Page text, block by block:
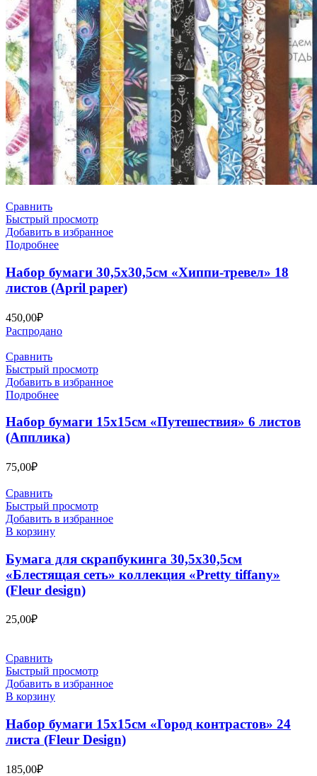
Сравнить
Быстрый просмотр
Добавить в избранное
Подробнее
Набор бумаги 30,5х30,5см «Хиппи-тревел» 18
листов (April paper)
450,00₽
Распродано
Сравнить
Быстрый просмотр
Добавить в избранное
Подробнее
Набор бумаги 15х15см «Путешествия» 6 листов
(Апплика)
75,00₽
Сравнить
Быстрый просмотр
Добавить в избранное
В корзину
Бумага для скрапбукинга 30,5х30,5см
«Блестящая сеть» коллекция «Pretty tiffany»
(Fleur design)
25,00₽
Сравнить
Быстрый просмотр
Добавить в избранное
В корзину
Набор бумаги 15х15см «Город контрастов» 24
листа (Fleur Design)
185,00₽